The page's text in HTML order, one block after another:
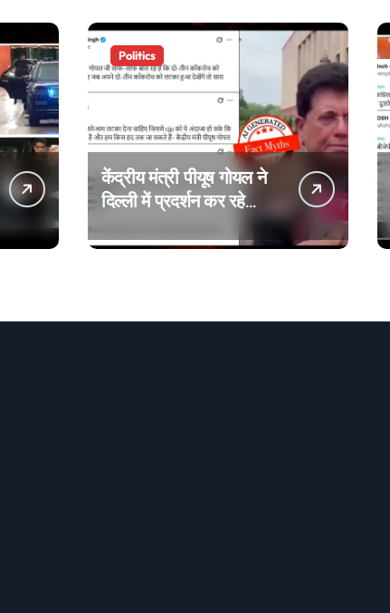
Politics
केंद्रीय मंत्री पीयूष गोयल ने
दिल्ली में प्रदर्शन कर रहे
लटकाने की बात नहीं की,